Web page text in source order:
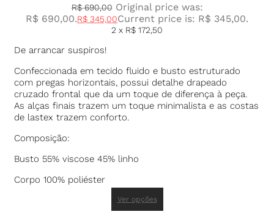
R$690,00 Original price was:
R$ 690,00.R$ 345,00Current price is: R$ 345,00.
2 x R$ 172,50
De arrancar suspiros!
Confeccionada em tecido fluido e busto estruturado
com pregas horizontais, possui detalhe drapeado
cruzado frontal que da um toque de diferença à peça.
As alças finais trazem um toque minimalista e as costas
de lastex trazem conforto.
Composição:
Busto 55% viscose 45% linho
Corpo 100% poliéster
Ver opções